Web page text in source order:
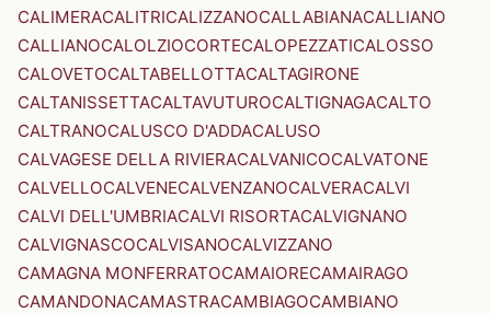
CALIMERACALITRICALIZZANOCALLABIANACALLIANO
CALLIANOCALOLZIOCORTECALOPEZZATICALOSSO
CALOVETOCALTABELLOTTACALTAGIRONE
CALTANISSETTACALTAVUTUROCALTIGNAGACALTO
CALTRANOCALUSCO D'ADDACALUSO
CALVAGESE DELLA RIVIERACALVANICOCALVATONE
CALVELLOCALVENECALVENZANOCALVERACALVI
CALVI DELL'UMBRIACALVI RISORTACALVIGNANO
CALVIGNASCOCALVISANOCALVIZZANO
CAMAGNA MONFERRATOCAMAIORECAMAIRAGO
CAMANDONACAMASTRACAMBIAGOCAMBIANO